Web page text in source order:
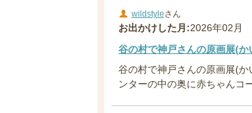
wildstyleさん
お出かけした月:2026年02月
谷の村で神戸さんの原画展(か
谷の村で神戸さんの原画展(
ンターの中の奥に赤ちゃんコ